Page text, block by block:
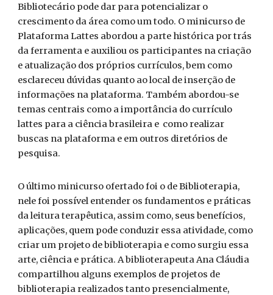
Bibliotecário pode dar para potencializar o
crescimento da área como um todo. O minicurso de
Plataforma Lattes abordou a parte histórica por trás
da ferramenta e auxiliou os participantes na criação
e atualização dos próprios currículos, bem como
esclareceu dúvidas quanto ao local de inserção de
informações na plataforma. Também abordou-se
temas centrais como a importância do currículo
lattes para a ciência brasileira e como realizar
buscas na plataforma e em outros diretórios de
pesquisa.
O último minicurso ofertado foi o de Biblioterapia,
nele foi possível entender os fundamentos e práticas
da leitura terapêutica, assim como, seus benefícios,
aplicações, quem pode conduzir essa atividade, como
criar um projeto de biblioterapia e como surgiu essa
arte, ciência e prática. A biblioterapeuta Ana Cláudia
compartilhou alguns exemplos de projetos de
biblioterapia realizados tanto presencialmente,